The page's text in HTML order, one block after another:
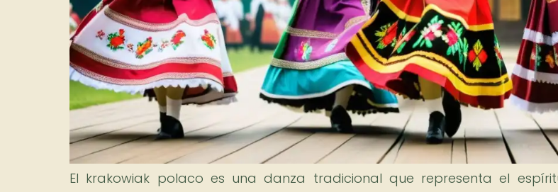
El krakowiak polaco es una danza tradicional que representa el